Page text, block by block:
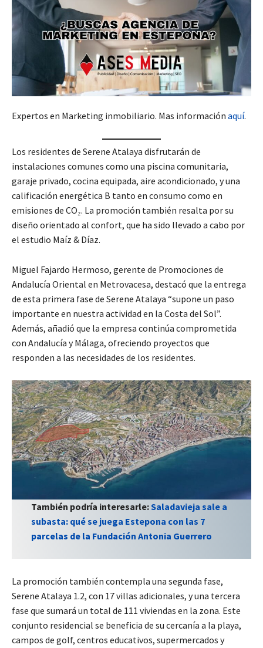
Expertos en Marketing inmobiliario. Mas información aquí.
Los residentes de Serene Atalaya disfrutarán de
instalaciones comunes como una piscina comunitaria,
garaje privado, cocina equipada, aire acondicionado, y una
calificación energética B tanto en consumo como en
emisiones de CO₂. La promoción también resalta por su
diseño orientado al confort, que ha sido llevado a cabo por
el estudio Maíz & Díaz.
Miguel Fajardo Hermoso, gerente de Promociones de
Andalucía Oriental en Metrovacesa, destacó que la entrega
de esta primera fase de Serene Atalaya “supone un paso
importante en nuestra actividad en la Costa del Sol”.
Además, añadió que la empresa continúa comprometida
con Andalucía y Málaga, ofreciendo proyectos que
responden a las necesidades de los residentes.
También podría interesarle:Saladavieja sale a
subasta: qué se juega Estepona con las 7
parcelas de la Fundación Antonia Guerrero
La promoción también contempla una segunda fase,
Serene Atalaya 1.2, con 17 villas adicionales, y una tercera
fase que sumará un total de 111 viviendas en la zona. Este
conjunto residencial se beneficia de su cercanía a la playa,
campos de golf, centros educativos, supermercados y